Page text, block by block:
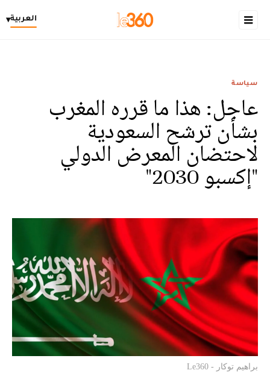
العربية▾
سياسة
عاجل: هذا ما قرره المغرب
بشأن ترشح السعودية
لاحتضان المعرض الدولي
"إكسبو 2030"
براهيم توكار - Le360